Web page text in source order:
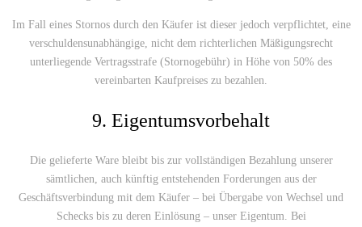
Im Fall eines Stornos durch den Käufer ist dieser jedoch verpflichtet, eine
verschuldensunabhängige, nicht dem richterlichen Mäßigungsrecht
unterliegende Vertragsstrafe (Stornogebühr) in Höhe von 50% des
vereinbarten Kaufpreises zu bezahlen.
9. Eigentumsvorbehalt
Die gelieferte Ware bleibt bis zur vollständigen Bezahlung unserer
sämtlichen, auch künftig entstehenden Forderungen aus der
Geschäftsverbindung mit dem Käufer – bei Übergabe von Wechsel und
Schecks bis zu deren Einlösung – unser Eigentum. Bei